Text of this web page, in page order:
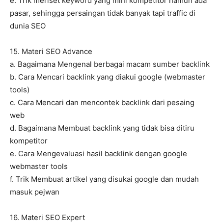
pasar, sehingga persaingan tidak banyak tapi traffic di
dunia SEO
15. Materi SEO Advance
a. Bagaimana Mengenal berbagai macam sumber backlink
b. Cara Mencari backlink yang diakui google (webmaster
tools)
c. Cara Mencari dan mencontek backlink dari pesaing
web
d. Bagaimana Membuat backlink yang tidak bisa ditiru
kompetitor
e. Cara Mengevaluasi hasil backlink dengan google
webmaster tools
f. Trik Membuat artikel yang disukai google dan mudah
masuk pejwan
16. Materi SEO Expert